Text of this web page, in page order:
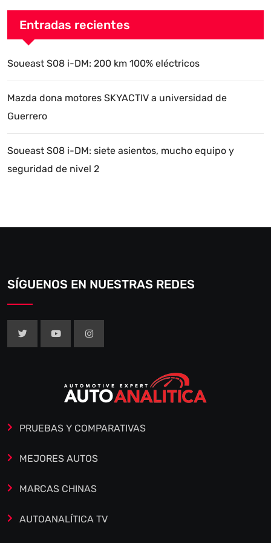
Entradas recientes
Soueast S08 i-DM: 200 km 100% eléctricos
Mazda dona motores SKYACTIV a universidad de
Guerrero
Soueast S08 i-DM: siete asientos, mucho equipo y
seguridad de nivel 2
SÍGUENOS EN NUESTRAS REDES
PRUEBAS Y COMPARATIVAS
MEJORES AUTOS
MARCAS CHINAS
AUTOANALÍTICA TV